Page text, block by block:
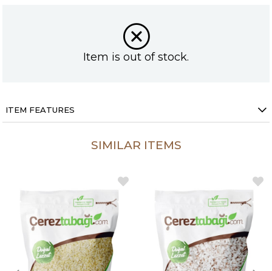
Item is out of stock.
ITEM FEATURES
SIMILAR ITEMS